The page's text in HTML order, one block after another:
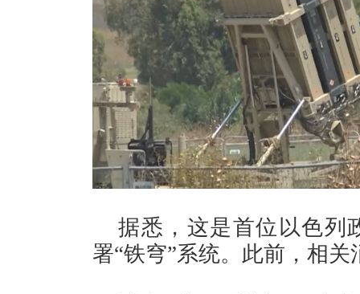
据悉，这是首位以色列
署“铁穹”系统。此前，相